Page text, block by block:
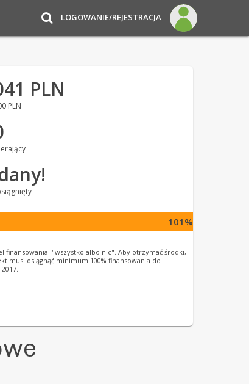
LOGOWANIE/REJESTRACJA
PLN
PLN
101%
finansowania: "wszystko albo nic". Aby otrzymać środki,
musi osiągnąć minimum 100% finansowania do